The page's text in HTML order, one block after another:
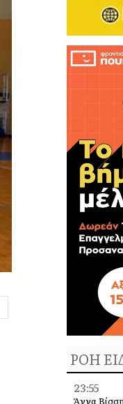
ΡΟΗ
23:55
Άννα